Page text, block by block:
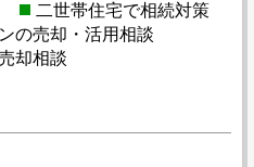
二世帯住宅で相続対策
の売却・活用相談
却相談